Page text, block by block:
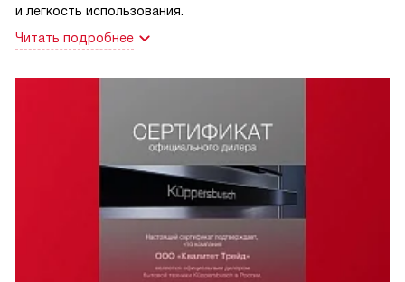
и легкость использования.
Читать подробнее